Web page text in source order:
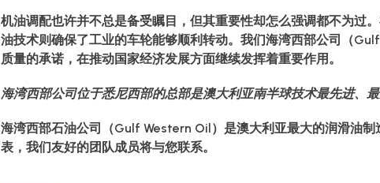
机油调配也许并不总是备受瞩目，但其重要性却怎么强调都不为过
油技术则确保了工业的车轮能够顺利转动。我们海湾西部公司（
质量的承诺，在推动国家经济发展方面继续发挥着重要作用。
海湾西部公司位于悉尼西部的总部是澳大利亚南半球技术最先进、
海湾西部石油公司（Gulf Western Oil）是澳大利亚最大的润滑油制
表，我们友好的团队成员将与您联系。